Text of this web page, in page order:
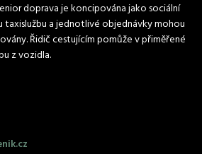
doprava je koncipována jako sociální
taxislužbu a jednotlivé objednávky mohou
Řidič cestujícím pomůže v přiměřené
z vozidla.